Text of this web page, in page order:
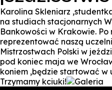
Karolina Skleniarz
na studiach stacjonarnych
Bankowości w Krakowie.
reprezentować naszą
Mistrzostwach Polski w
pod koniec maja we
koniem ,będzie startować w
Trzymamy kciuki!